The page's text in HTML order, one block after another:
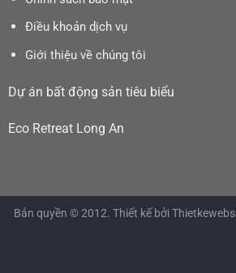
Điều khoản dịch vụ
Giới thiệu về chúng tôi
Dự án bất động sản tiêu biểu
Eco Retreat Long An
Bản quyền © 2012. Thiết kế bởi